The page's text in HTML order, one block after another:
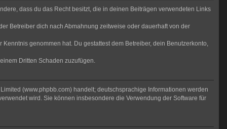
dass du das Recht besitzt, die in deinen Beiträgen verwendeten Links
Betreiber dich nach Abmahnung zeitweise oder dauerhaft von der
genommen hat. Du gestattest dem Betreiber, dein Benutzerkonto,
Dritten Schaden zuzufügen.
(www.phpbb.com) handelt; deutschsprachige Informationen werden
wird. Sie können insbesondere die Verwendung der Software für